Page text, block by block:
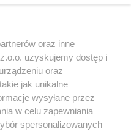
0
oraz inne
uzyskujemy dostęp i
oraz
jak unikalne
wysyłane przez
w celu zapewniania
spersonalizowanych